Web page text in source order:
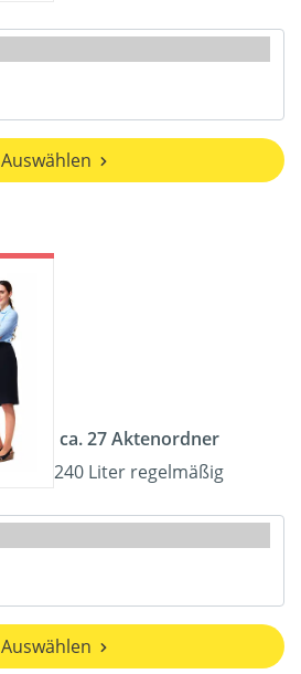
Auswählen
ca. 27 Aktenordner
240 Liter regelmäßig
Auswählen